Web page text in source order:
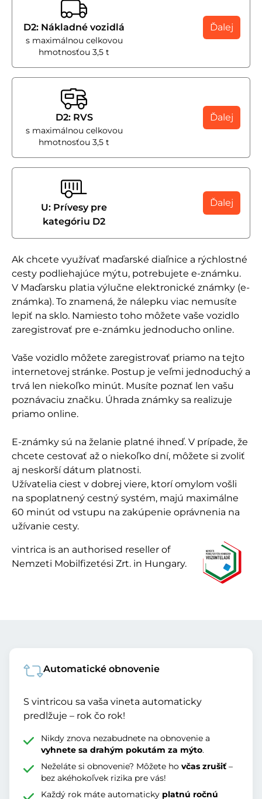
Ak chcete využívať maďarské diaľnice a rýchlostné
cesty podliehajúce mýtu, potrebujete e-známku.
V Maďarsku platia výlučne elektronické známky (e-
známka). To znamená, že nálepku viac nemusíte
lepiť na sklo. Namiesto toho môžete vaše vozidlo
zaregistrovať pre e-známku jednoducho online.
Vaše vozidlo môžete zaregistrovať priamo na tejto
internetovej stránke. Postup je veľmi jednoduchý a
trvá len niekoľko minút. Musíte poznať len vašu
poznávaciu značku. Úhrada známky sa realizuje
priamo online.
E-známky sú na želanie platné ihneď. V prípade, že
chcete cestovať až o niekoľko dní, môžete si zvoliť
aj neskorší dátum platnosti.
Užívatelia ciest v dobrej viere, ktorí omylom vošli
na spoplatnený cestný systém, majú maximálne
60 minút od vstupu na zakúpenie oprávnenia na
užívanie cesty.
vintrica is an authorised reseller of
Nemzeti Mobilfizetési Zrt. in Hungary.
D2: Nákladné vozidlá
s maximálnou celkovou
hmotnosťou 3,5 t
Ďalej
D2: RVS
s maximálnou celkovou
hmotnosťou 3,5 t
Ďalej
U: Prívesy pre
kategóriu D2
Ďalej
Automatické obnovenie
S vintricou sa vaša vineta automaticky
predlžuje – rok čo rok!
Nikdy znova nezabudnete na obnovenie a
vyhnete sa drahým pokutám za mýto.
Neželáte si obnovenie? Môžete hovčas zrušiť –
bez akéhokoľvek rizika pre vás!
Každý rok máte automaticky platnú ročnú